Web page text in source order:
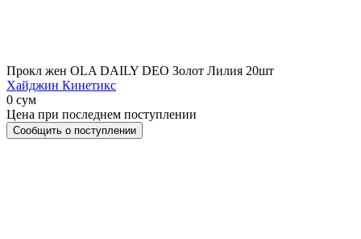
Прокл жен OLA DAILY DEO Золот Лилия 20шт
Хайджин Кинетикс
0 сум
Цена при последнем поступлении
Сообщить о поступлении